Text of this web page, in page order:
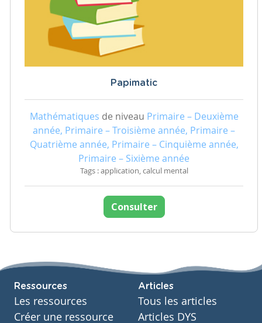
Papimatic
Mathématiques de niveau Primaire – Deuxième
année, Primaire – Troisième année, Primaire –
Quatrième année, Primaire – Cinquième année,
Primaire – Sixième année
Tags : application, calcul mental
Consulter
Ressources
Les ressources
Créer une ressource
Articles
Tous les articles
Articles DYS